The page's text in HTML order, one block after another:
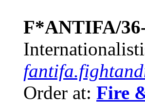
F*ANTIFA/
Order at: Fire